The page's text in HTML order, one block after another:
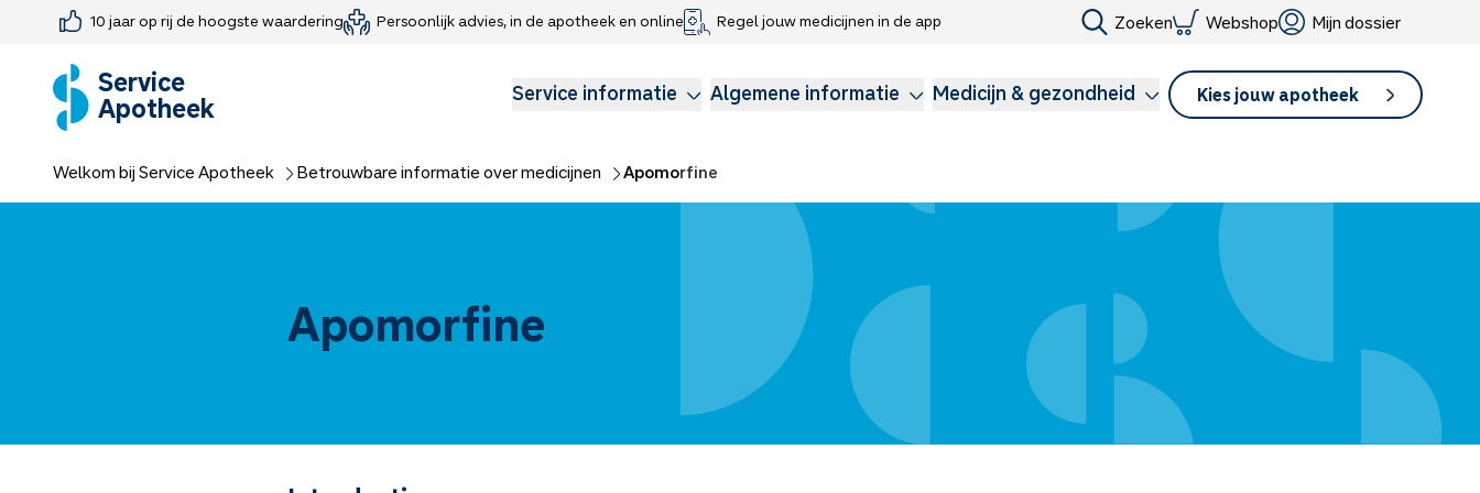
10 jaar op rij de hoogste waardering Persoonlijk advies, in de apotheek en online Regel jouw medicijnen in de app Zoeken Webshop Mijn dossier
Service
Apotheek Service informatie Algemene informatie Medicijn & gezondheid Kies jouw apotheek
Farmaceutisch consult
Medicijn-APK
Webshop
Jouw medische gegevens delen
Klachtenregeling
Medicijnen voor kinderen
Longzorg
Welkom bij Service Apotheek Betrouwbare informatie over medicijnen Apomorfine
Apomorfine